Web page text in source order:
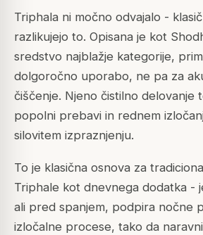
Triphala ni močno odvajalo -
razlikujejo to. Opisana je kot
sredstvo najblažje kategorije,
dolgoročno uporabo, ne pa za
čiščenje. Njeno čistilno delovanje
popolni prebavi in rednem
silovitem izpraznjenju.
To je klasična osnova za
Triphale kot dnevnega dodatka -
ali pred spanjem, podpira nočne
izločalne procese, tako da